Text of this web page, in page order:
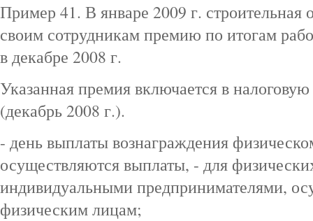
Пример 41. В январе 2009 г. строительная
своим сотрудникам премию по итогам
в декабре 2008 г.
Указанная премия включается в
(декабрь 2008 г.).
- день выплаты вознаграждения
осуществляются выплаты, - для
индивидуальными предпринимателями,
физическим лицам;